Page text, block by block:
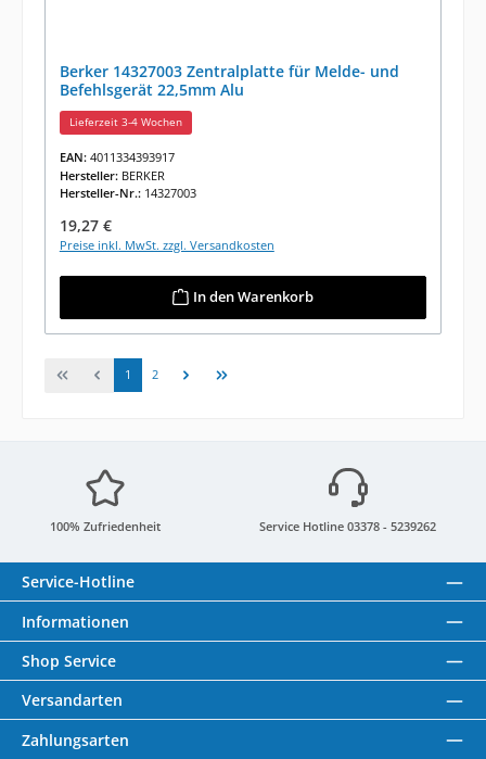
Berker 14327003 Zentralplatte für Melde- und
Befehlsgerät 22,5mm Alu
Lieferzeit 3-4 Wochen
EAN: 4011334393917
Hersteller: BERKER
Hersteller-Nr.: 14327003
Regulärer Preis:
19,27 €
Preise inkl. MwSt. zzgl. Versandkosten
In den Warenkorb
Seite
1 Seite
2
100% Zufriedenheit Service Hotline 03378 - 5239262
Service-Hotline
Informationen
Shop Service
Versandarten
Zahlungsarten